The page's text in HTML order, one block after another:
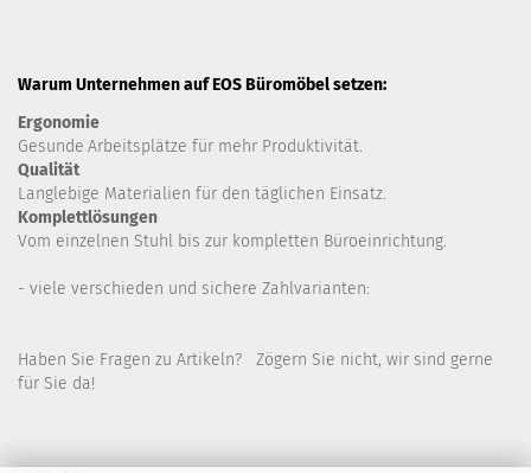
Warum Unternehmen auf EOS Büromöbel setzen:
Ergonomie
Gesunde Arbeitsplätze für mehr Produktivität.
Qualität
Langlebige Materialien für den täglichen Einsatz.
Komplettlösungen
Vom einzelnen Stuhl bis zur kompletten Büroeinrichtung.
- viele verschieden und sichere Zahlvarianten:
Haben Sie Fragen zu Artikeln? Zögern Sie nicht, wir sind gerne
für Sie da!